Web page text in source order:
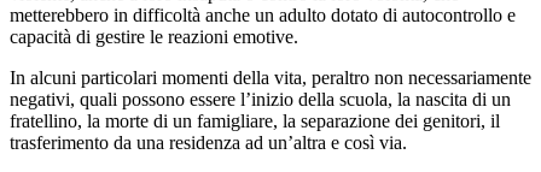
metterebbero in difficoltà anche un adulto dotato di autocontrollo e
capacità di gestire le reazioni emotive.
In alcuni particolari momenti della vita, peraltro non necessariamente
negativi, quali possono essere l’inizio della scuola, la nascita di un
fratellino, la morte di un famigliare, la separazione dei genitori, il
trasferimento da una residenza ad un’altra e così via.